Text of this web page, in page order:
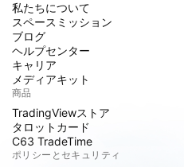
私たちについて
スペースミッション
ブログ
ヘルプセンター
キャリア
メディアキット
商品
TradingViewストア
タロットカード
C63 TradeTime
ポリシーとセキュリティ